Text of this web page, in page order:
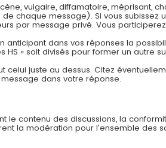
vulgaire, diffamatoire, méprisant,
chaque message). Si vous subissez
par message privé. Vous
dans vos réponses la
» soit divisés pour former un autre
celui juste au dessus. Citez
dans votre réponse.
le contenu des discussions, la
la modération pour l'ensemble des